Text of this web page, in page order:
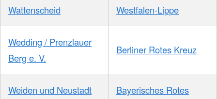
Wattenscheid Westfalen-Lippe
Wedding / Prenzlauer
Berg e. V.
Berliner Rotes Kreuz
Weiden und Neustadt
Bayerisches Rotes